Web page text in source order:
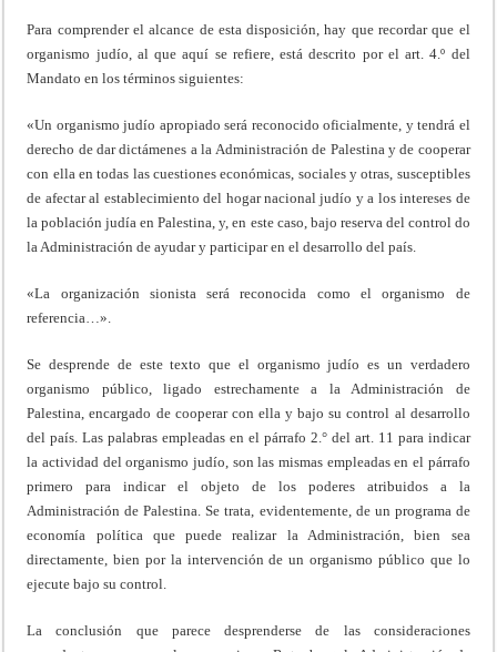
Para comprender el alcance de esta disposición, hay que recordar que el
organismo judío, al que aquí se refiere, está descrito por el art. 4.º del
Mandato en los términos siguientes:
«Un organismo judío apropiado será reconocido oficialmente, y tendrá el
derecho de dar dictámenes a la Administración de Palestina y de cooperar
con ella en todas las cuestiones económicas, sociales y otras, susceptibles
de afectar al establecimiento del hogar nacional judío y a los intereses de
la población judía en Palestina, y, en este caso, bajo reserva del control do
la Administración de ayudar y participar en el desarrollo del país.
«La organización sionista será reconocida como el organismo de
referencia…».
Se desprende de este texto que el organismo judío es un verdadero
organismo público, ligado estrechamente a la Administración de
Palestina, encargado de cooperar con ella y bajo su control al desarrollo
del país. Las palabras empleadas en el párrafo 2.° del art. 11 para indicar
la actividad del organismo judío, son las mismas empleadas en el párrafo
primero para indicar el objeto de los poderes atribuidos a la
Administración de Palestina. Se trata, evidentemente, de un programa de
economía política que puede realizar la Administración, bien sea
directamente, bien por la intervención de un organismo público que lo
ejecute bajo su control.
La conclusión que parece desprenderse de las consideraciones